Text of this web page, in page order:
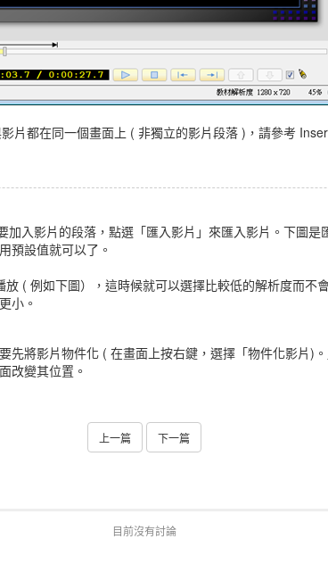
片都在同一個畫面上 ( 非獨立的影片段落 )，請參考
加入影片的段落，點選「匯入影片」來匯入影片。下圖是
預設值就可以了。
( 例如下圖），這時候就可以選擇比較低的解析度而不
小。
先將影片物件化 ( 在畫面上按右鍵，選擇「物件化影片)。
改變其位置。
上一篇 下一篇
目前沒有討論